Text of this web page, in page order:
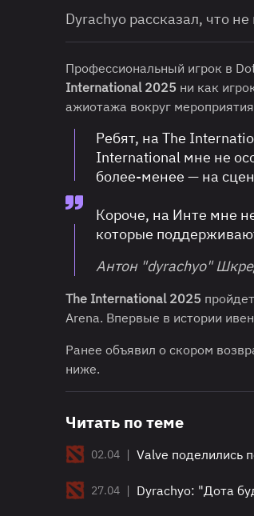
Dyrachyo рассказал, что
Профессиональный игрок в
International 2025 ни как
ажиотажа вокруг
Ребят, на The
International мне не
более-менее — на
Короче, на Инте мне
которые
Антон "dyrachyo"
The International 2025
Arena. Впервые в истории
Ранее объявил о скором
ниже.
Читать по теме
02.04 | Valve поделились
27.04 | Dyrachyo: "Дота